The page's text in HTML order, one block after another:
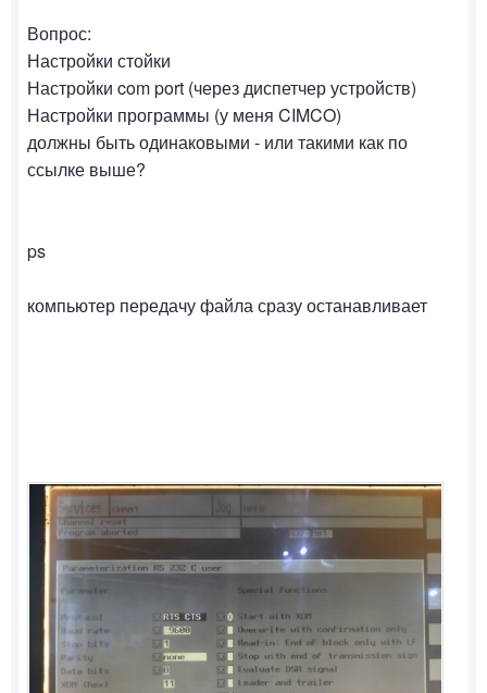
Вопрос:
Настройки стойки
Настройки com port (через диспетчер устройств)
Настройки программы (у меня CIMCO)
должны быть одинаковыми - или такими как по
ссылке выше?
ps
компьютер передачу файла сразу останавливает